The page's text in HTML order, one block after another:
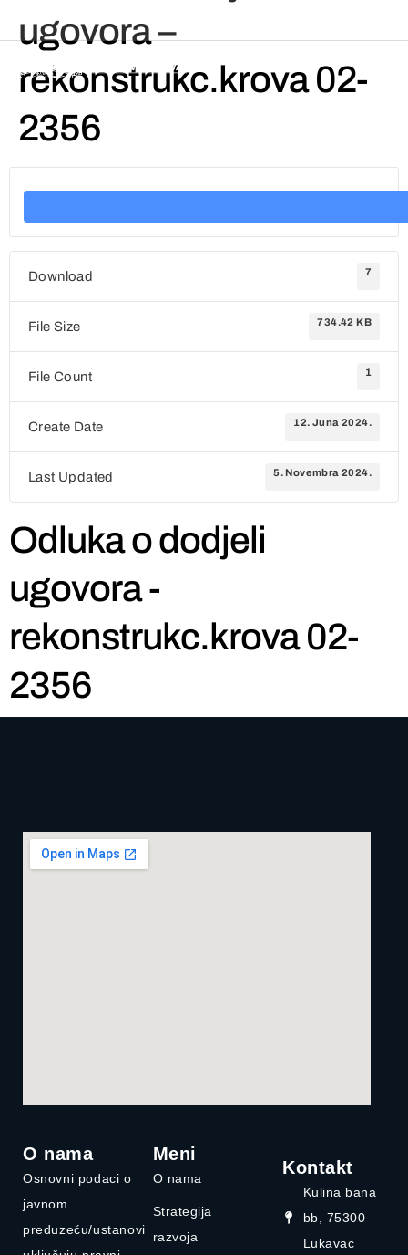
ugovora –
rekonstrukc.krova 02-
2356
Download 7
File Size 734.42 KB
File Count 1
Create Date 12. Juna 2024.
Last Updated 5. Novembra 2024.
Odluka o dodjeli
ugovora -
rekonstrukc.krova 02-
2356
O nama
Osnovni podaci o
javnom
preduzeću/ustanovi
Meni
O nama
Strategija
razvoja
Kontakt
Kulina bana
bb, 75300
Lukavac